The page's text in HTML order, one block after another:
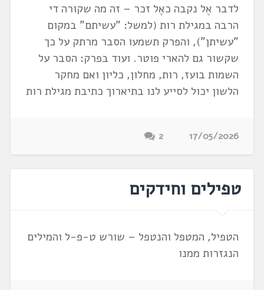
לדבר אֶל נקבה כאֶל זכר – זה מה שקורה די
הרבה במגילת רות (למשל: "עשיתם" במקום
"עשיתן"), והפרק תשמעו הסבר מרתק על כך
שקשור גם להארי פוטר. ועוד בפרק: הסבר על
השמות בועז, רות, מחלון, כליון ואם מחקר
הלשון יכול לסייע לנו בתיארוך כתיבת מגילת רות
17/05/2026
2
טפילים וחידקים
הטפיל, המטפל והנטפל – שורש ט-פ-ל והמילים
הנגזרות ממנו